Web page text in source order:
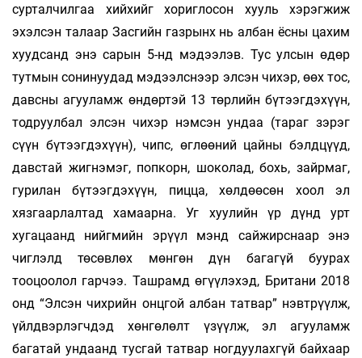
сурталчилгаа хийхийг хориглосон хууль хэрэгжиж
эхэлсэн талаар Засгийн газрынх нь албан ёсны цахим
хуудсанд энэ сарын 5-нд мэдээлэв. Тус улсын өдөр
тутмын сонинуудад мэдээлснээр элсэн чихэр, өөх тос,
давсны агууламж өндөртэй 13 төрлийн бүтээгдэхүүн,
тодруулбал элсэн чихэр нэмсэн ундаа (тараг зэрэг
сүүн бүтээгдэхүүн), чипс, өглөөний цайны бэлдцүүд,
давстай жигнэмэг, попкорн, шоколад, бохь, зайрмаг,
гурилан бүтээгдэхүүн, пицца, хөлдөөсөн хоол эл
хязгаарлалтад хамаарна. Уг хуулийн үр дүнд урт
хугацаанд нийгмийн эрүүл мэнд сайжирснаар энэ
чиглэлд төсөвлөх мөнгөн дүн багагүй буурах
тооцоолол гарчээ. Ташрамд өгүүлэхэд, Британи 2018
онд “Элсэн чихрийн онцгой албан татвар” нэвтрүүлж,
үйлдвэрлэгчдэд хөнгөлөлт үзүүлж, эл агууламж
багатай ундаанд тусгай татвар ногдуулахгүй байхаар